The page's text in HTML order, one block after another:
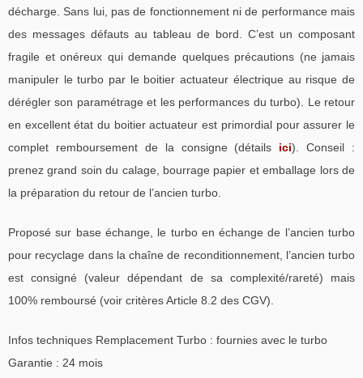
décharge. Sans lui, pas de fonctionnement ni de performance mais
des messages défauts au tableau de bord. C’est un composant
fragile et onéreux qui demande quelques précautions (ne jamais
manipuler le turbo par le boitier actuateur électrique au risque de
dérégler son paramétrage et les performances du turbo). Le retour
en excellent état du boitier actuateur est primordial pour assurer le
complet remboursement de la consigne (détails ici). Conseil :
prenez grand soin du calage, bourrage papier et emballage lors de
la préparation du retour de l’ancien turbo.
Proposé sur base échange, le turbo en échange de l’ancien turbo
pour recyclage dans la chaîne de reconditionnement, l’ancien turbo
est consigné (valeur dépendant de sa complexité/rareté) mais
100% remboursé (voir critères Article 8.2 des CGV).
Infos techniques Remplacement Turbo : fournies avec le turbo
Garantie : 24 mois